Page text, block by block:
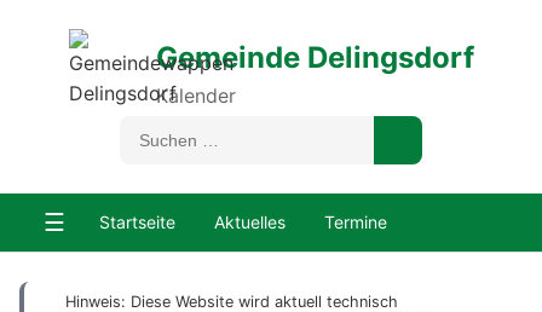
Gemeinde Delingsdorf
Kalender
☰ Startseite Aktuelles Termine
Hinweis: Diese Website wird aktuell technisch